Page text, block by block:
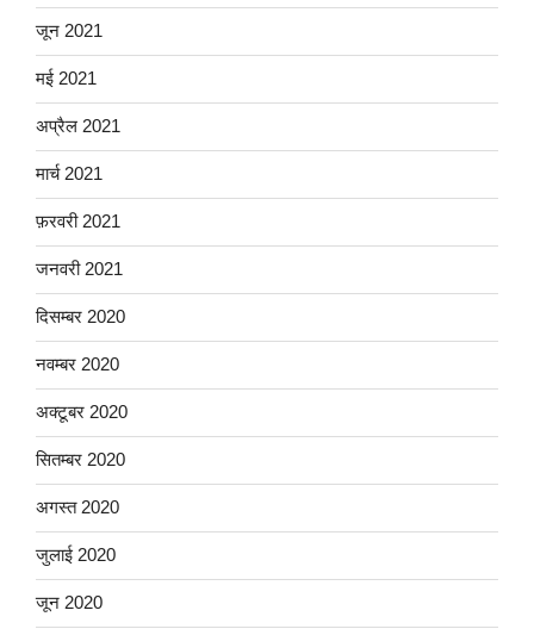
जून 2021
मई 2021
अप्रैल 2021
मार्च 2021
फ़रवरी 2021
जनवरी 2021
दिसम्बर 2020
नवम्बर 2020
अक्टूबर 2020
सितम्बर 2020
अगस्त 2020
जुलाई 2020
जून 2020